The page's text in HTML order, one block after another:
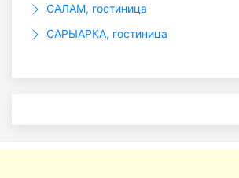
САЛАМ, гостиница
САРЫАРКА, гостиница